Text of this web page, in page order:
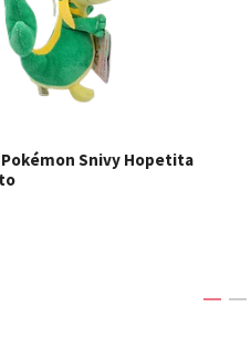
Snivy Hopetita